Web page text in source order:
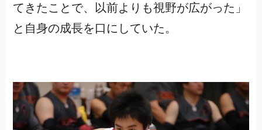
てきたことで、以前よりも視野が広がった」
と自身の成長を口にしていた。